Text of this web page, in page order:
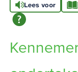
Lees voor